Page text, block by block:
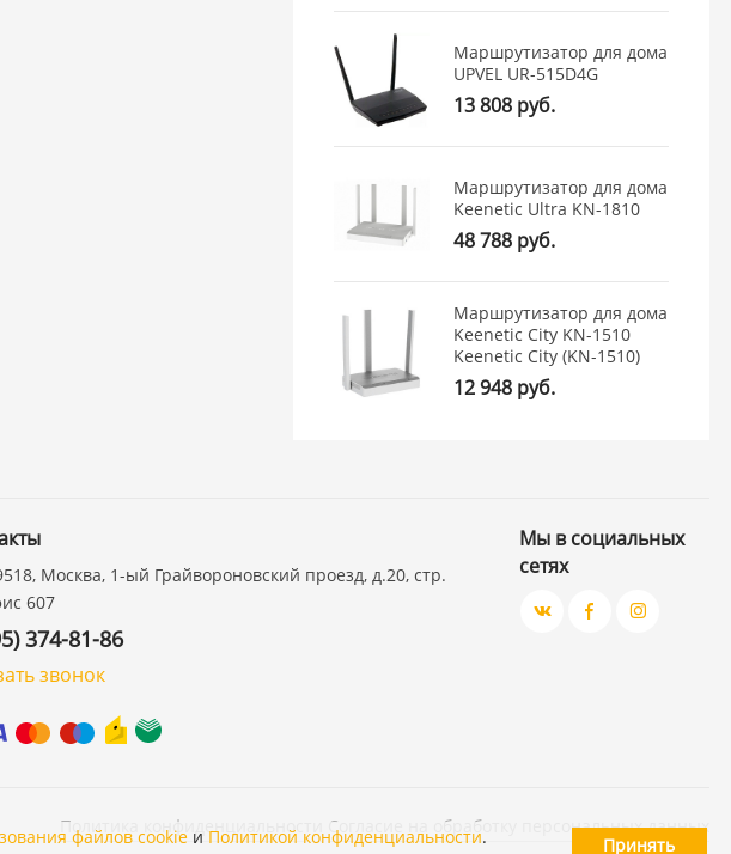
Маршрутизатор для дома
UPVEL UR-515D4G
13 808 руб.
Маршрутизатор для дома
Keenetic Ultra KN-1810
48 788 руб.
Маршрутизатор для дома
Keenetic City KN-1510
Keenetic City (KN-1510)
12 948 руб.
Москва, 1-ый Грайвороновский проезд, д.20, стр.
607
374-81-86
звонок
Мы в социальных
сетях
Политика конфиденциальности Согласие на обработку персональных данных
файлов cookie и Политикой конфиденциальности. Принять